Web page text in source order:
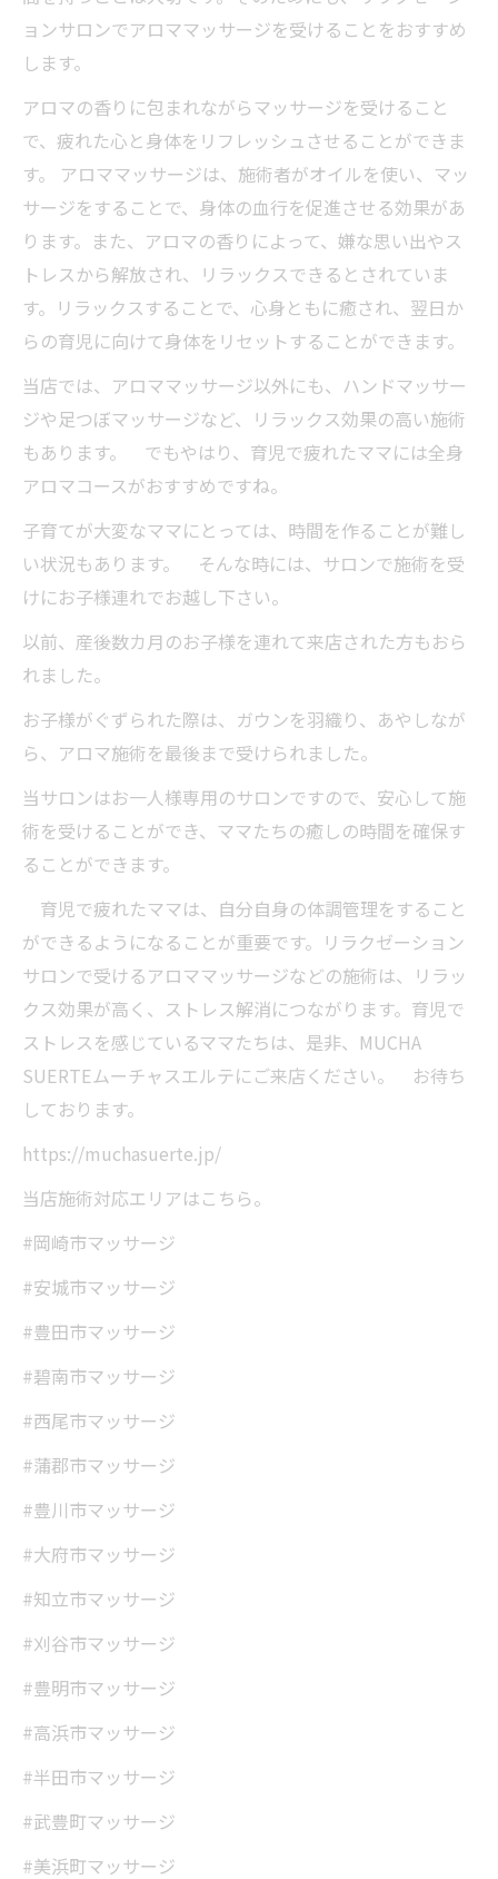
ョンサロンでアロママッサージを受けることをおすすめ
します。
アロマの香りに包まれながらマッサージを受けること
で、疲れた心と身体をリフレッシュさせることができま
す。 アロママッサージは、施術者がオイルを使い、マッ
サージをすることで、身体の血行を促進させる効果があ
ります。また、アロマの香りによって、嫌な思い出やス
トレスから解放され、リラックスできるとされていま
す。リラックスすることで、心身ともに癒され、翌日か
らの育児に向けて身体をリセットすることができます。
当店では、アロママッサージ以外にも、ハンドマッサー
ジや足つぼマッサージなど、リラックス効果の高い施術
もあります。 でもやはり、育児で疲れたママには全身
アロマコースがおすすめですね。
子育てが大変なママにとっては、時間を作ることが難し
い状況もあります。 そんな時には、サロンで施術を受
けにお子様連れでお越し下さい。
以前、産後数カ月のお子様を連れて来店された方もおら
れました。
お子様がぐずられた際は、ガウンを羽織り、あやしなが
ら、アロマ施術を最後まで受けられました。
当サロンはお一人様専用のサロンですので、安心して施
術を受けることができ、ママたちの癒しの時間を確保す
ることができます。
育児で疲れたママは、自分自身の体調管理をすること
ができるようになることが重要です。リラクゼーション
サロンで受けるアロママッサージなどの施術は、リラッ
クス効果が高く、ストレス解消につながります。育児で
ストレスを感じているママたちは、是非、MUCHA
SUERTEムーチャスエルテにご来店ください。 お待ち
しております。
https://muchasuerte.jp/
当店施術対応エリアはこちら。
#岡崎市マッサージ
#安城市マッサージ
#豊田市マッサージ
#碧南市マッサージ
#西尾市マッサージ
#蒲郡市マッサージ
#豊川市マッサージ
#大府市マッサージ
#知立市マッサージ
#刈谷市マッサージ
#豊明市マッサージ
#高浜市マッサージ
#半田市マッサージ
#武豊町マッサージ
#美浜町マッサージ